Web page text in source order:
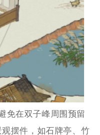
免在双子峰周围预留
摆件，如石牌亭、竹